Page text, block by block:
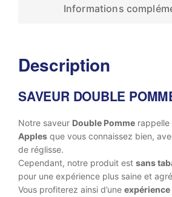
Informations
Description
SAVEUR DOUBLE
Notre saveur Double Pomme
Apples que vous connaissez bien,
de réglisse.
Cependant, notre produit est sans
pour une expérience plus saine et
Vous profiterez ainsi d’une